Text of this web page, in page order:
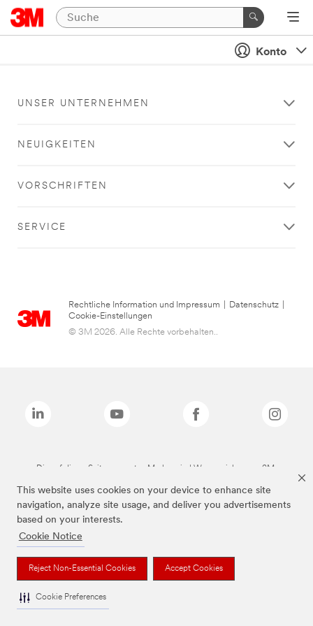
This website uses cookies on your device to enhance site
navigation, analyze site usage, and deliver you advertisements
based on your interests.
Cookie Notice
Reject Non-Essential Cookies Accept Cookies
Cookie Preferences
Konto
UNSER UNTERNEHMEN
NEUIGKEITEN
VORSCHRIFTEN
SERVICE
Rechtliche Information und Impressum Datenschutz
Cookie-Einstellungen
© 3M 2026. Alle Rechte vorbehalten..
Die auf dieser Seite genannten Marken sind Warenzeichen von 3M.